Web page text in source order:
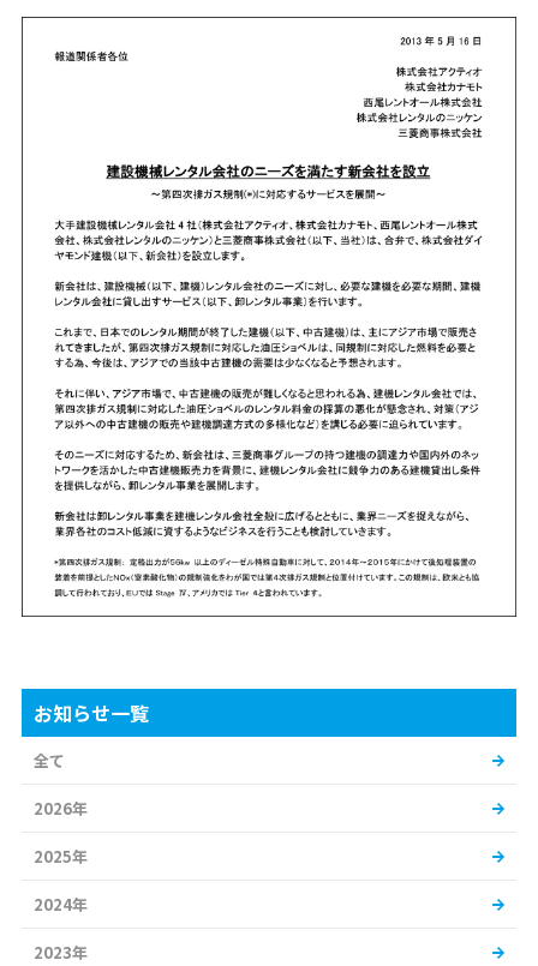
お知らせ一覧
全て
2026年
2025年
2024年
2023年